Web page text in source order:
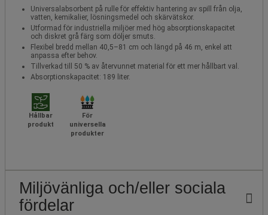
Universalabsorbent på rulle för effektiv hantering av spill från olja,
vatten, kemikalier, lösningsmedel och skärvätskor.
Utformad för industriella miljöer med hög absorptionskapacitet
och diskret grå färg som döljer smuts.
Flexibel bredd mellan 40,5–81 cm och längd på 46 m, enkel att
anpassa efter behov.
Tillverkad till 50 % av återvunnet material för ett mer hållbart val.
Absorptionskapacitet: 189 liter.
Hållbar
produkt
För
universella
produkter
Miljövänliga och/eller sociala
fördelar